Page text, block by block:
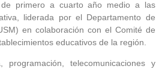
primero a cuarto año medio a las
liderada por el Departamento de
en colaboración con el Comité de
educativos de la región.
telecomunicaciones y